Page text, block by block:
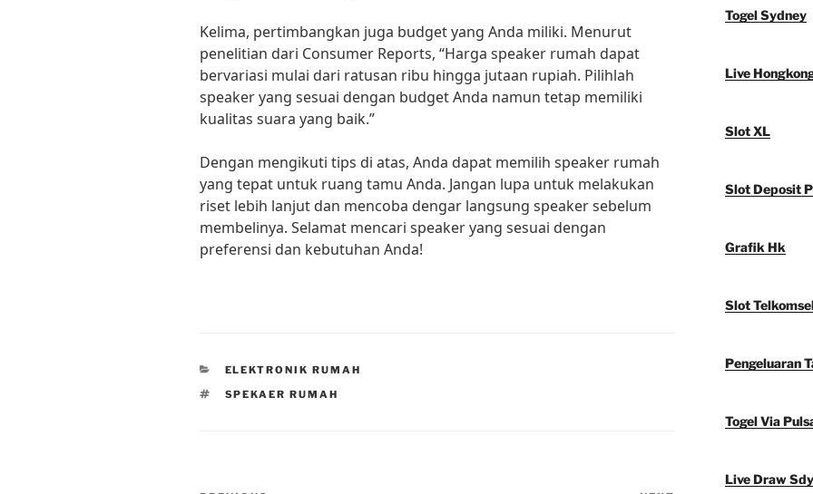
Kelima, pertimbangkan juga budget yang Anda miliki. Menurut
penelitian dari Consumer Reports, “Harga speaker rumah dapat
bervariasi mulai dari ratusan ribu hingga jutaan rupiah. Pilihlah
speaker yang sesuai dengan budget Anda namun tetap memiliki
kualitas suara yang baik.”
Dengan mengikuti tips di atas, Anda dapat memilih speaker rumah
yang tepat untuk ruang tamu Anda. Jangan lupa untuk melakukan
riset lebih lanjut dan mencoba dengar langsung speaker sebelum
membelinya. Selamat mencari speaker yang sesuai dengan
preferensi dan kebutuhan Anda!
CATEGORIES
ELEKTRONIK RUMAH
TAGS
SPEKAER RUMAH
Togel Sydney
Live
Slot XL
Slot Deposit
Grafik Hk
Slot
Pengeluaran
Togel Via
Live Draw Sdy